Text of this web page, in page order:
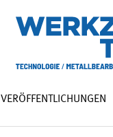
VERÖFFENTLICHUNGEN